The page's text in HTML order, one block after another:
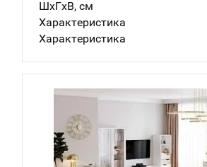
ШxГxВ, см
Характеристика
Характеристика